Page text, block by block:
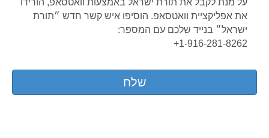
את אפליקציית וואטסאפ. הוסיפו איש קשר חדש ״תורת
ישראל״ בנייד שלכם עם המספר:
1-916-281-8262+